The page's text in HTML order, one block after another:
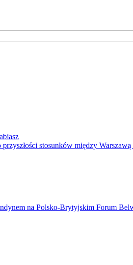
stosunków między
na Polsko-Brytyjskim Forum